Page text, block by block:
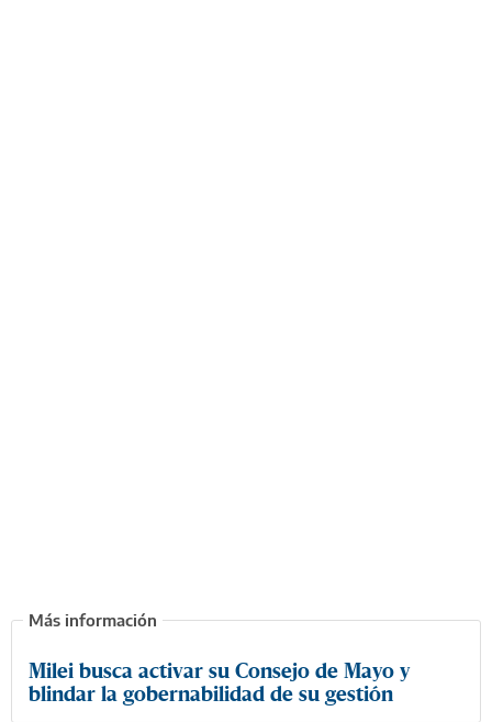
Milei busca activar su Consejo de Mayo y
blindar la gobernabilidad de su gestión